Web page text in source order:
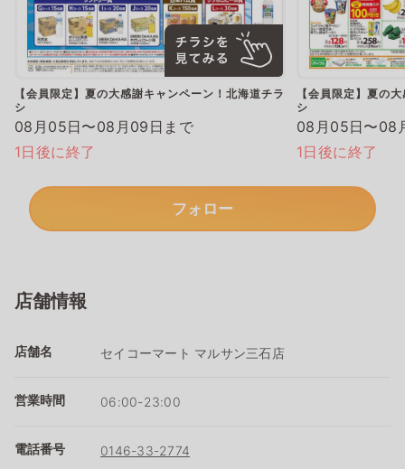
【会員限定】夏の大感謝キャンペーン！北海道チラ
シ
08月05日〜08月09日まで
1日後に終了
【会員限定】夏の
シ
08月05日〜08
1日後に終了
フォロー
店舗情報
店舗名 セイコーマート マルサン三石店
営業時間 06:00-23:00
電話番号 0146-33-2774